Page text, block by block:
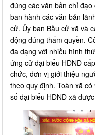
đúng các văn bản chỉ
ban hành các văn bản
cử. Ủy ban Bầu cử xã và
động đúng thẩm quyền.
đa dạng với nhiều hình
ứng cử đại biểu HĐND
chức, đơn vị giới thiệu
theo quy định. Toàn xã
số đại biểu HĐND xã